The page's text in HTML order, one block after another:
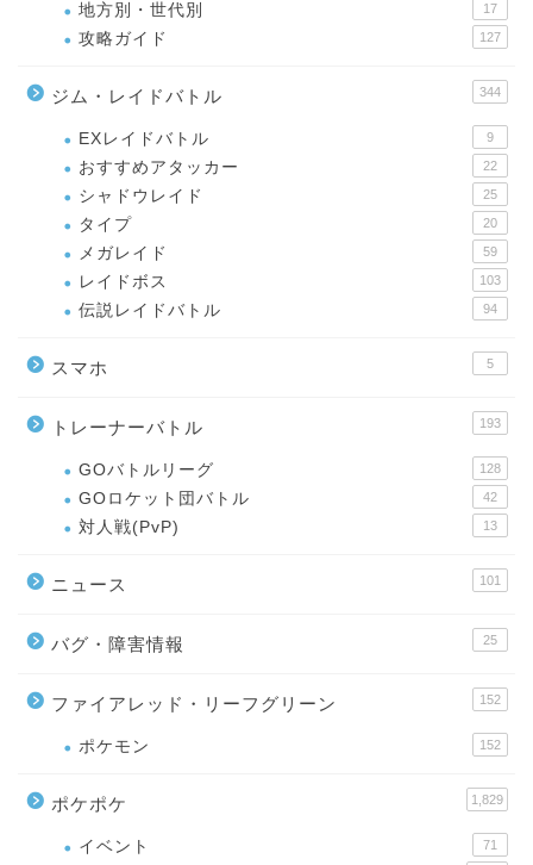
地方別・世代別 17
攻略ガイド 127
ジム・レイドバトル 344
EXレイドバトル 9
おすすめアタッカー 22
シャドウレイド 25
タイプ 20
メガレイド 59
レイドボス 103
伝説レイドバトル 94
スマホ 5
トレーナーバトル 193
GOバトルリーグ 128
GOロケット団バトル 42
対人戦(PvP) 13
ニュース 101
バグ・障害情報 25
ファイアレッド・リーフグリーン 152
ポケモン 152
ポケポケ 1,829
イベント 71